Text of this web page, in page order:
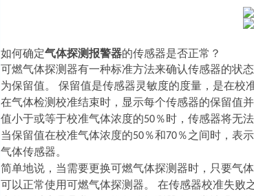
如何确定气体探测报警器的传感器是否正常？
可燃气体探测器有一种标准方法来确认传感器的状
为保留值。 保留值是传感器灵敏度的度量，是在校
在气体检测校准结束时，显示每个传感器的保留值
值小于或等于校准气体浓度的50％时，传感器将无法
当保留值在校准气体浓度的50％和70％之间时，表
气体传感器。
简单地说，当需要更换可燃气体探测器时，只要气
可以正常使用可燃气体探测器。 在传感器校准失败